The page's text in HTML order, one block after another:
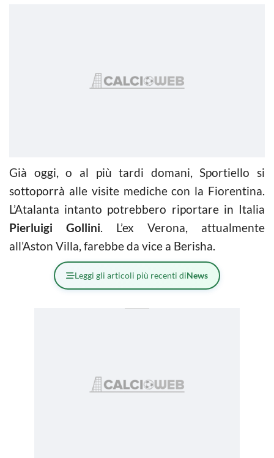
Già oggi, o al più tardi domani, Sportiello si
sottoporrà alle visite mediche con la Fiorentina.
L’Atalanta intanto potrebbero riportare in Italia
Pierluigi Gollini. L’ex Verona, attualmente
all’Aston Villa, farebbe da vice a Berisha.
Leggi gli articoli più recenti diNews